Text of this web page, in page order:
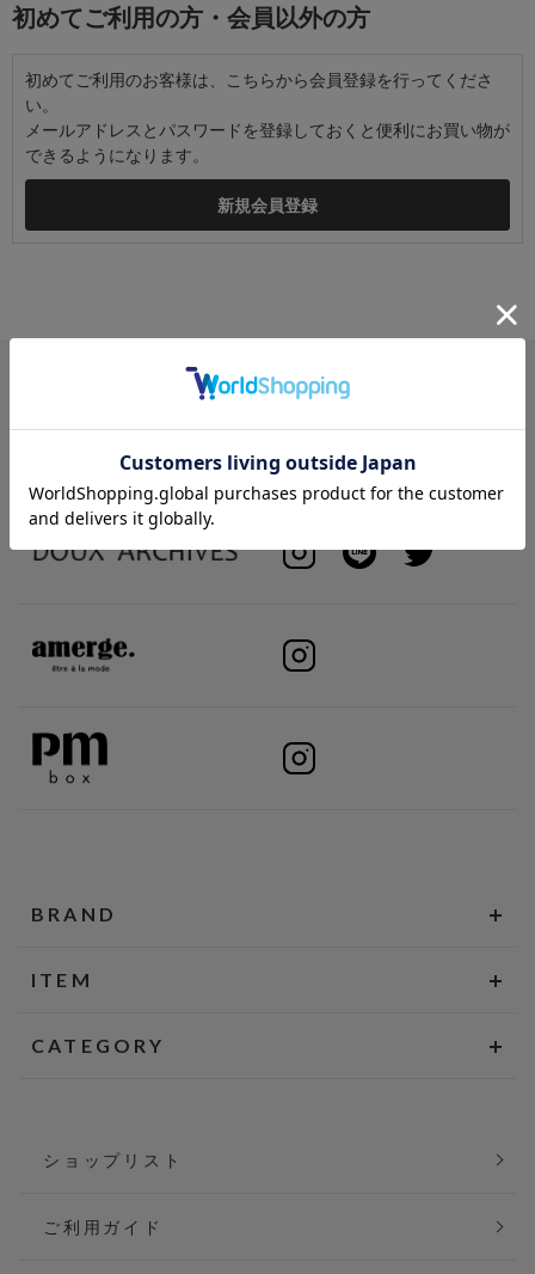
初めてご利用の方・会員以外の方
初めてご利用のお客様は、こちらから会員登録を行ってくださ
い。
メールアドレスとパスワードを登録しておくと便利にお買い物が
できるようになります。
BRAND
ITEM
CATEGORY
ショップリスト
ご利用ガイド